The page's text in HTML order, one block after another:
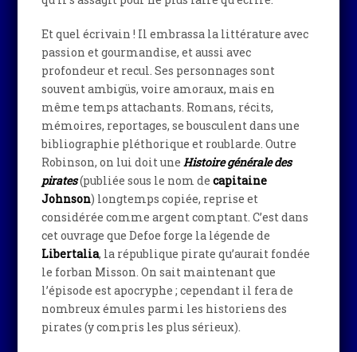
Et quel écrivain ! Il embrassa la littérature avec
passion et gourmandise, et aussi avec
profondeur et recul. Ses personnages sont
souvent ambigüs, voire amoraux, mais en
même temps attachants. Romans, récits,
mémoires, reportages, se bousculent dans une
bibliographie pléthorique et roublarde. Outre
Robinson, on lui doit uneHistoire générale des
pirates(publiée sous le nom de capitaine
Johnson) longtemps copiée, reprise et
considérée comme argent comptant. C’est dans
cet ouvrage que Defoe forge la légende de
Libertalia, la république pirate qu’aurait fondée
le forban Misson. On sait maintenant que
l’épisode est apocryphe ; cependant il fera de
nombreux émules parmi les historiens des
pirates (y compris les plus sérieux).